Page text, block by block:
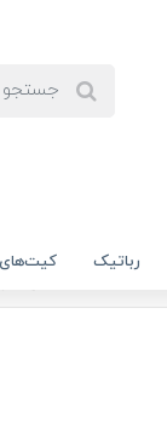
رباتیک